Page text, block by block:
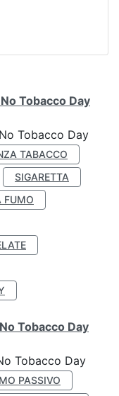
Tobacco Day
Tobacco Day
TABACCO
SIGARETTA
FUMO
Tobacco Day
Tobacco Day
PASSIVO